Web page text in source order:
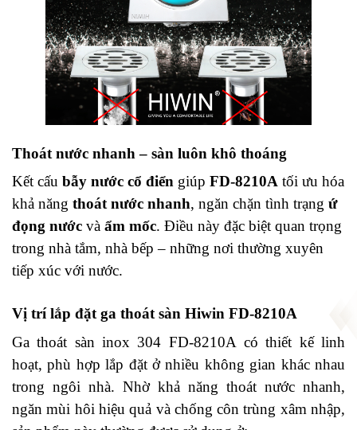
Thoát nước nhanh – sàn luôn khô thoáng
Kết cấu bẫy nước cổ điển giúp FD-8210A tối ưu hóa
khả năng thoát nước nhanh, ngăn chặn tình trạng ứ
đọng nước và ẩm mốc. Điều này đặc biệt quan trọng
trong nhà tắm, nhà bếp – những nơi thường xuyên
tiếp xúc với nước.
Vị trí lắp đặt ga thoát sàn Hiwin FD-8210A
Ga thoát sàn inox 304 FD-8210A có thiết kế linh
hoạt, phù hợp lắp đặt ở nhiều không gian khác nhau
trong ngôi nhà. Nhờ khả năng thoát nước nhanh,
ngăn mùi hôi hiệu quả và chống côn trùng xâm nhập,